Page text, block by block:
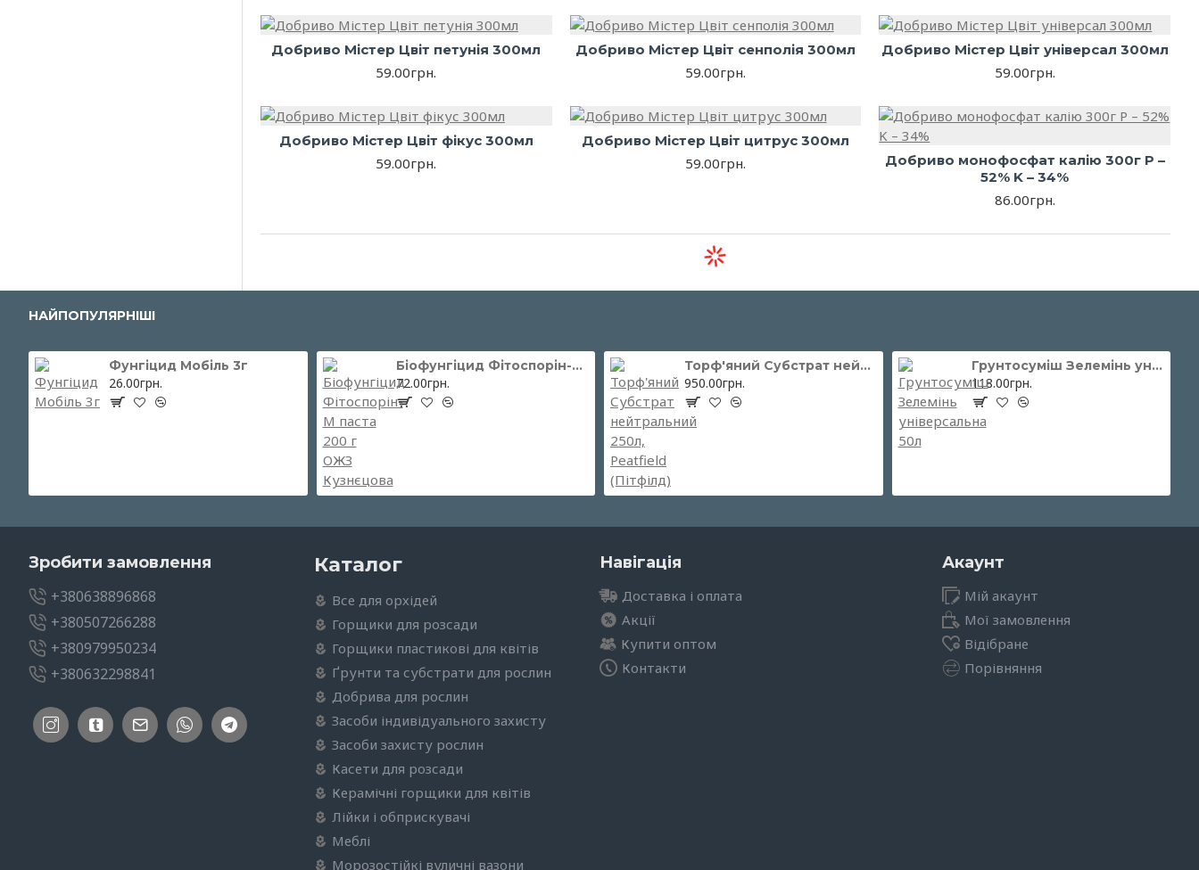
Добриво Містер Цвіт петунія 300мл
59.00грн.
Добриво Містер Цвіт сенполія 300мл
59.00грн.
Добриво Містер Цвіт універсал 300мл
59.00грн.
Добриво Містер Цвіт фікус 300мл
59.00грн.
Добриво Містер Цвіт цитрус 300мл
59.00грн.
Добриво монофосфат калію 300г P –
52% K – 34%
86.00грн.
НАЙПОПУЛЯРНІШІ
Фунгіцид Мобіль 3г
26.00грн.
Біофунгіцид Фітоспорін-М паста 200 г ОЖЗ Кузнєцова
72.00грн.
Торф'яний Субстрат нейтральний 250л, Peatfield (Пітфілд)
950.00грн.
Грунтосуміш Зелемінь універсальна 50л
118.00грн.
Зробити замовлення
+380638896868
+380507266288
+380979950234
+380632298841
Каталог
Все для орхідей
Горщики для розсади
Горщики пластикові для квітів
Ґрунти та субстрати для рослин
Добрива для рослин
Засоби індивідуального захисту
Засоби захисту рослин
Касети для розсади
Керамічні горщики для квітів
Лійки і обприскувачі
Меблі
Морозостійкі вуличні вазони
Навігація
Доставка і оплата
Акції
Купити оптом
Контакти
Акаунт
Мій акаунт
Мої замовлення
Відібране
Порівняння